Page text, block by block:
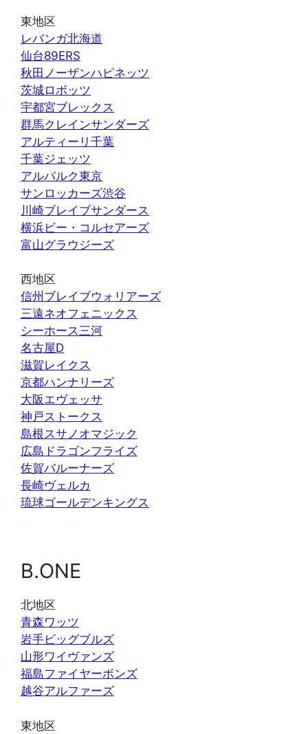
東地区
レバンガ北海道
仙台89ERS
秋田ノーザンハピネッツ
茨城ロボッツ
宇都宮ブレックス
群馬クレインサンダーズ
アルティーリ千葉
千葉ジェッツ
アルバルク東京
サンロッカーズ渋谷
川崎ブレイブサンダース
横浜ビー・コルセアーズ
富山グラウジーズ
西地区
信州ブレイブウォリアーズ
三遠ネオフェニックス
シーホース三河
名古屋D
滋賀レイクス
京都ハンナリーズ
大阪エヴェッサ
神戸ストークス
島根スサノオマジック
広島ドラゴンフライズ
佐賀バルーナーズ
長崎ヴェルカ
琉球ゴールデンキングス
B.ONE
北地区
青森ワッツ
岩手ビッグブルズ
山形ワイヴァンズ
福島ファイヤーボンズ
越谷アルファーズ
東地区